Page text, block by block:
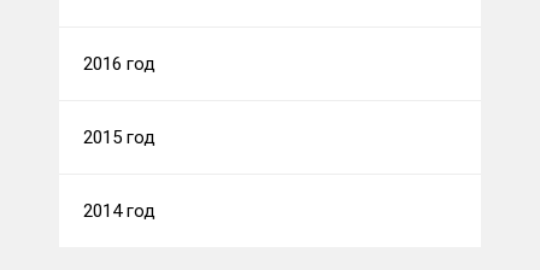
2016 год
2015 год
2014 год